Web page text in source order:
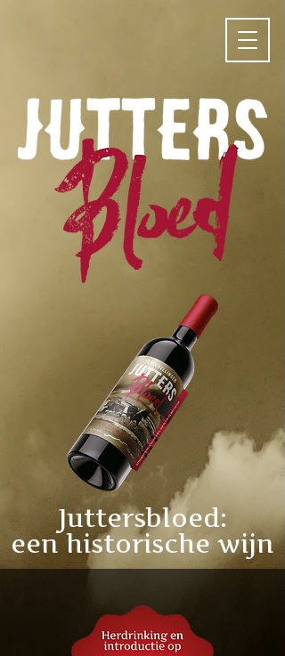
Juttersbloed:
een historische wijn